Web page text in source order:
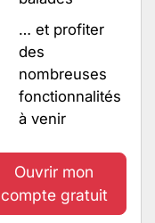
… et profiter
des
nombreuses
fonctionnalités
à venir
Ouvrir mon
compte gratuit